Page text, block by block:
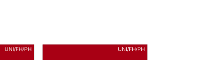
UNI/FH/PH UNI/FH/PH